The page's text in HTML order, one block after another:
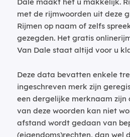
met de rijmwoorden uit deze
Rijmen op naam of zelfs
gezegden. Het gratis
Van Dale staat altijd voor u
Deze data bevatten enkele
ingeschreven merk zijn
een dergelijke merknaam zijn
van deze woorden kan niet
afstand wordt gedaan van
(eigendoms)rechten, dan wel